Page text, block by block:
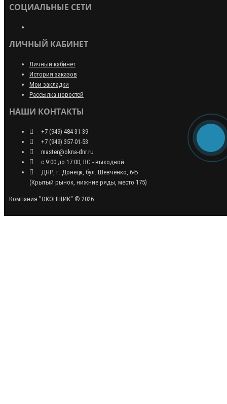
СОЦИАЛЬНЫЕ СЕТИ
ЛИЧНЫЙ КАБИНЕТ
Личный кабинет
История заказов
Мои закладки
Рассылка новостей
НАШИ КОНТАКТЫ
+7 (949) 484-31-39
+7 (949) 357-01-53
master@okna-dnr.ru
с 9:00 до 17:00, ВС - выходной
ДНР, г. Донецк, бул. Шевченко, 6-Б
(Крытый рынок, нижние ряды, место 175)
Компания "ОКОНЩИК" © 2026